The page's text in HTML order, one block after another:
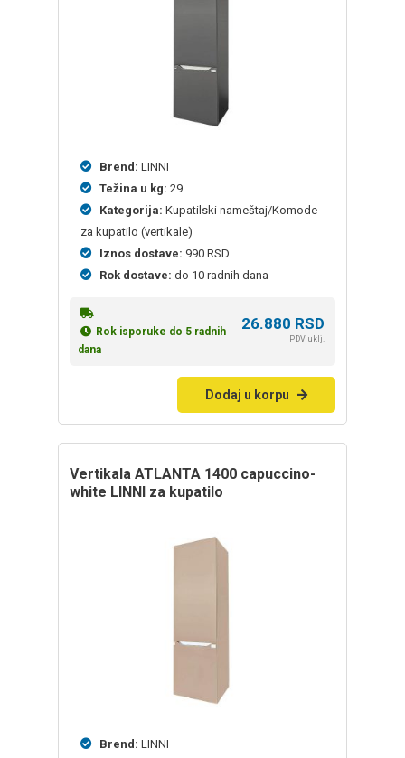
Brend: LINNI
Težina u kg: 29
Kategorija: Kupatilski nameštaj/Komode
za kupatilo (vertikale)
Iznos dostave: 990 RSD
Rok dostave: do 10 radnih dana
Rok isporuke do 5 radnih
dana
26.880 RSD
PDV uklj.
Dodaj u korpu
vertikala ATLANTA 1400 capuccino-
white LINNI za kupatilo
Brend: LINNI